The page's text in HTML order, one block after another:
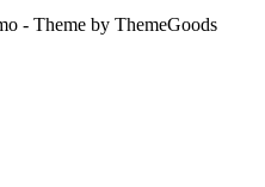
- Theme by ThemeGoods